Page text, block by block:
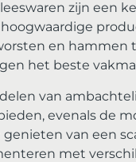
zijn een
en hammen
het beste
van
evenals de
van een
met